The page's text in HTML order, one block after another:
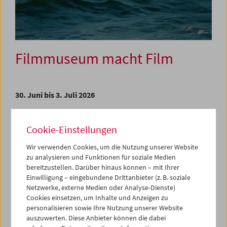
Filmmuseum macht Film
30. Juni bis 3. Juli 2026
waren die Rollen der hier handelnden Personen mitunter
fließend. Zu Beginn steht das monumentale Œuvre von
Peter Kubelka, einem der Filmmuseumsgründer, der vom
Filmemacher zum Kurator wurde. In der jüngeren
Vergangenheit verwandelte einer von Kubelkas
Nachfolgern seine kuratorische Leidenschaft in einen
monumentalen Filmessay (Alexander Horwaths
Fonda for President) und ging den umgekehrten Weg vom
Kurator zum Filmemacher.
Cookie-Einstellungen
Wir verwenden Cookies, um die Nutzung unserer Website
zu analysieren und Funktionen für soziale Medien
bereitzustellen. Darüber hinaus können – mit Ihrer
Einwilligung – eingebundene Drittanbieter (z. B. soziale
Netzwerke, externe Medien oder Analyse-Dienste)
Cookies einsetzen, um Inhalte und Anzeigen zu
personalisieren sowie Ihre Nutzung unserer Website
auszuwerten. Diese Anbieter können die dabei